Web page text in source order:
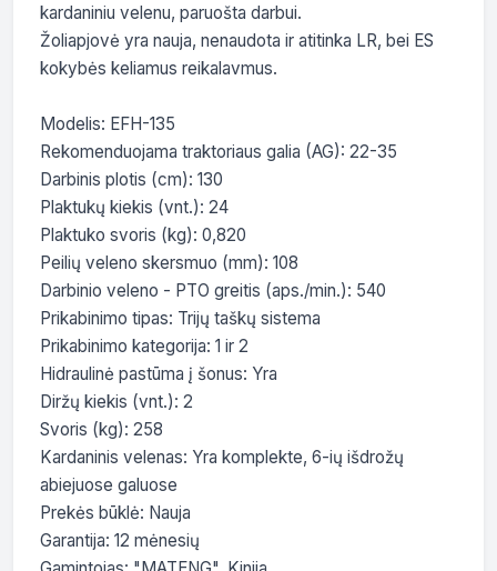
kardaniniu velenu, paruošta darbui.
Žoliapjovė yra nauja, nenaudota ir atitinka LR, bei ES
kokybės keliamus reikalavmus.
Modelis: EFH-135
Rekomenduojama traktoriaus galia (AG): 22-35
Darbinis plotis (cm): 130
Plaktukų kiekis (vnt.): 24
Plaktuko svoris (kg): 0,820
Peilių veleno skersmuo (mm): 108
Darbinio veleno - PTO greitis (aps./min.): 540
Prikabinimo tipas: Trijų taškų sistema
Prikabinimo kategorija: 1 ir 2
Hidraulinė pastūma į šonus: Yra
Diržų kiekis (vnt.): 2
Svoris (kg): 258
Kardaninis velenas: Yra komplekte, 6-ių išdrožų
abiejuose galuose
Prekės būklė: Nauja
Garantija: 12 mėnesių